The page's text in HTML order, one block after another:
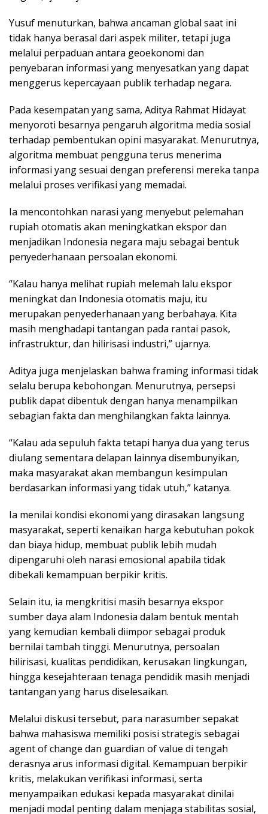
Yusuf menuturkan, bahwa ancaman global saat ini
tidak hanya berasal dari aspek militer, tetapi juga
melalui perpaduan antara geoekonomi dan
penyebaran informasi yang menyesatkan yang dapat
menggerus kepercayaan publik terhadap negara.
Pada kesempatan yang sama, Aditya Rahmat Hidayat
menyoroti besarnya pengaruh algoritma media sosial
terhadap pembentukan opini masyarakat. Menurutnya,
algoritma membuat pengguna terus menerima
informasi yang sesuai dengan preferensi mereka tanpa
melalui proses verifikasi yang memadai.
Ia mencontohkan narasi yang menyebut pelemahan
rupiah otomatis akan meningkatkan ekspor dan
menjadikan Indonesia negara maju sebagai bentuk
penyederhanaan persoalan ekonomi.
“Kalau hanya melihat rupiah melemah lalu ekspor
meningkat dan Indonesia otomatis maju, itu
merupakan penyederhanaan yang berbahaya. Kita
masih menghadapi tantangan pada rantai pasok,
infrastruktur, dan hilirisasi industri,” ujarnya.
Aditya juga menjelaskan bahwa framing informasi tidak
selalu berupa kebohongan. Menurutnya, persepsi
publik dapat dibentuk dengan hanya menampilkan
sebagian fakta dan menghilangkan fakta lainnya.
“Kalau ada sepuluh fakta tetapi hanya dua yang terus
diulang sementara delapan lainnya disembunyikan,
maka masyarakat akan membangun kesimpulan
berdasarkan informasi yang tidak utuh,” katanya.
Ia menilai kondisi ekonomi yang dirasakan langsung
masyarakat, seperti kenaikan harga kebutuhan pokok
dan biaya hidup, membuat publik lebih mudah
dipengaruhi oleh narasi emosional apabila tidak
dibekali kemampuan berpikir kritis.
Selain itu, ia mengkritisi masih besarnya ekspor
sumber daya alam Indonesia dalam bentuk mentah
yang kemudian kembali diimpor sebagai produk
bernilai tambah tinggi. Menurutnya, persoalan
hilirisasi, kualitas pendidikan, kerusakan lingkungan,
hingga kesejahteraan tenaga pendidik masih menjadi
tantangan yang harus diselesaikan.
Melalui diskusi tersebut, para narasumber sepakat
bahwa mahasiswa memiliki posisi strategis sebagai
agent of change dan guardian of value di tengah
derasnya arus informasi digital. Kemampuan berpikir
kritis, melakukan verifikasi informasi, serta
menyampaikan edukasi kepada masyarakat dinilai
menjadi modal penting dalam menjaga stabilitas sosial,